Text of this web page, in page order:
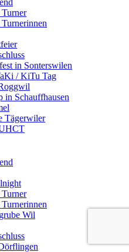
in Sonterswilen
/ KiTu Tag
in Schauffhausen
Tägerwiler
Wil